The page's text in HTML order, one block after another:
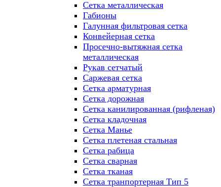
Сетка металлическая
Габионы
Галунная фильтровая сетка
Конвейерная сетка
Просечно-вытяжная сетка
металлическая
Рукав сетчатый
Саржевая сетка
Сетка арматурная
Сетка дорожная
Сетка канилированная (рифленая)
Сетка кладочная
Сетка Манье
Сетка плетеная стальная
Сетка рабица
Сетка сварная
Сетка тканая
Сетка транпортерная Тип 5